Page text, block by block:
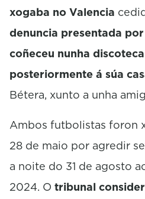
xogaba no Valencia
denuncia presentada
coñeceu nunha
posteriormente á súa
Bétera, xunto a unha
Ambos futbolistas foron
28 de maio por agredir
a noite do 31 de agosto
2024. O tribunal